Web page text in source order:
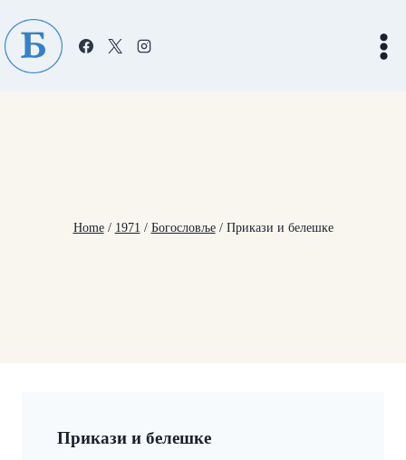
to
content
Home / 1971 / Богословље / Прикази и белешке
Прикази и белешке